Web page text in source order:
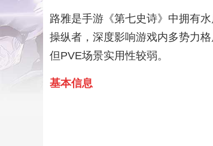
路雅是手游《第七史诗》中拥有
操纵者，深度影响游戏内多势力
但PVE场景实用性较弱。
基本信息